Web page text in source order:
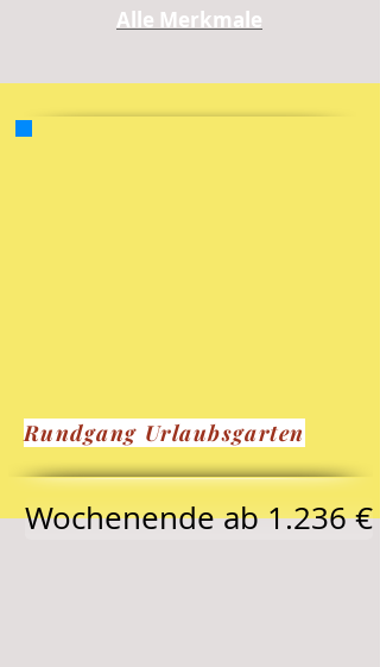
Alle Merkmale
Rundgang Urlaubsgarten
Wochenende ab 1.236 €